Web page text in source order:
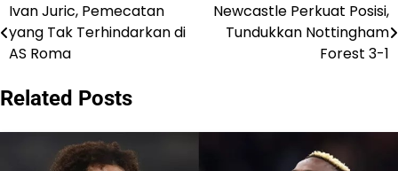
Post
navigation
Ivan Juric, Pemecatan
yang Tak Terhindarkan di
AS Roma
Newcastle Perkuat Posisi,
Tundukkan Nottingham
Forest 3-1
Related Posts